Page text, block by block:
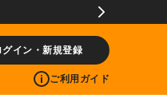
グイン・新規登録
ご利用ガイド